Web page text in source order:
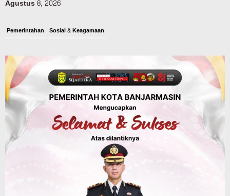
Agustus 8, 2026
Pemerintahan Sosial & Keagamaan
Digital, Target 30 Persen IKD Masih
Jauh, Komisi II DPR Turun Tangan
Agustus 7, 2026
Dinas PUPR Kalsel Headline Pembangunan
Jalan Veteran Km 5,5 Sungai Lulut
Dibuka Pasca Retak dan Amblas,
Angkutan Bertonase 6 Ton Lebih Tak
Diperbolehkan Melintas